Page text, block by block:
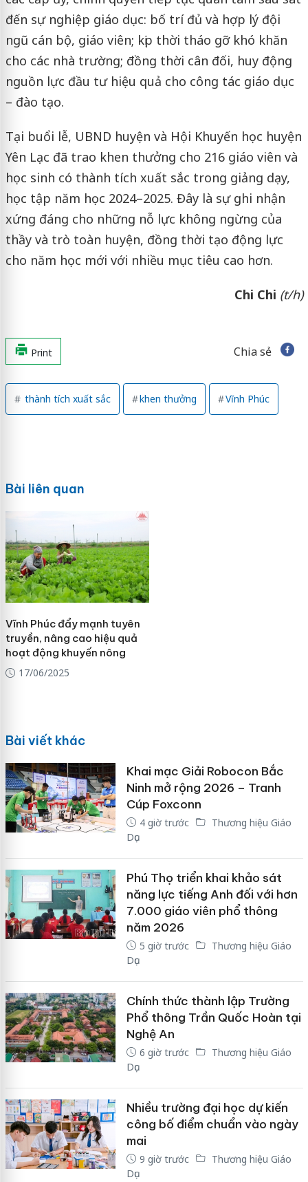
đến sự nghiệp giáo dục: bố trí đủ và hợp lý đội
ngũ cán bộ, giáo viên; kịp thời tháo gỡ khó khăn
cho các nhà trường; đồng thời cân đối, huy động
nguồn lực đầu tư hiệu quả cho công tác giáo dục
– đào tạo.
Tại buổi lễ, UBND huyện và Hội Khuyến học huyện
Yên Lạc đã trao khen thưởng cho 216 giáo viên và
học sinh có thành tích xuất sắc trong giảng dạy,
học tập năm học 2024–2025. Đây là sự ghi nhận
xứng đáng cho những nỗ lực không ngừng của
thầy và trò toàn huyện, đồng thời tạo động lực
cho năm học mới với nhiều mục tiêu cao hơn.
Chi Chi (t/h)
Print Chia sẻ
thành tích xuất sắc khen thưởng Vĩnh Phúc
Bài liên quan
Vĩnh Phúc đẩy mạnh tuyên
truyền, nâng cao hiệu quả
hoạt động khuyến nông
17/06/2025
Bài viết khác
Khai mạc Giải Robocon Bắc
Ninh mở rộng 2026 – Tranh
Cúp Foxconn
4 giờ trước
Thương hiệu Giáo
Dục
Phú Thọ triển khai khảo sát
năng lực tiếng Anh đối với hơn
7.000 giáo viên phổ thông
năm 2026
5 giờ trước
Thương hiệu Giáo
Dục
Chính thức thành lập Trường
Phổ thông Trần Quốc Hoàn tại
Nghệ An
6 giờ trước
Thương hiệu Giáo
Dục
Nhiều trường đại học dự kiến
công bố điểm chuẩn vào ngày
mai
9 giờ trước
Thương hiệu Giáo
Dục